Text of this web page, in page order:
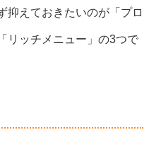
抑えておきたいのが「プロ
リッチメニュー」の3つで